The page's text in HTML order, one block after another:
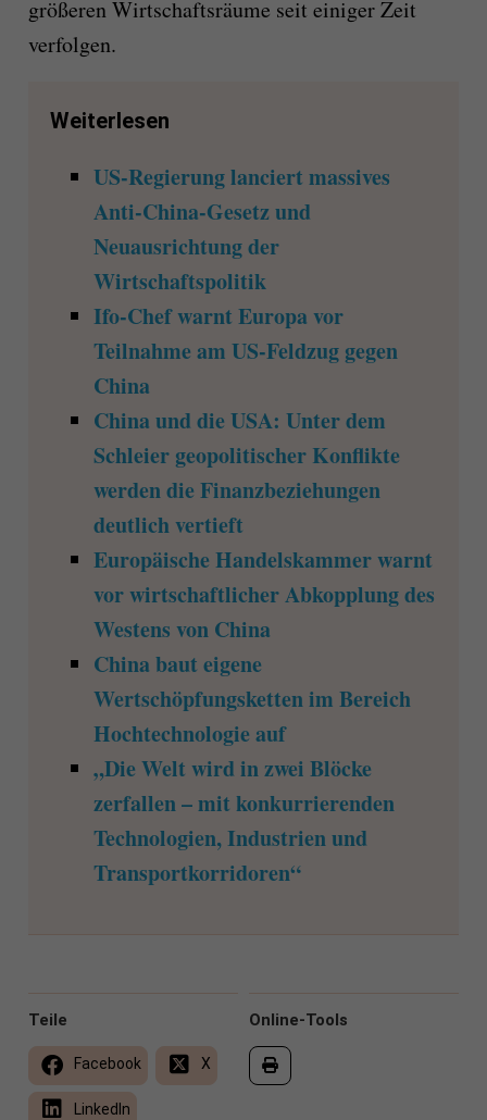
größeren Wirtschaftsräume seit einiger Zeit
verfolgen.
Weiterlesen
US-Regierung lanciert massives
Anti-China-Gesetz und
Neuausrichtung der
Wirtschaftspolitik
Ifo-Chef warnt Europa vor
Teilnahme am US-Feldzug gegen
China
China und die USA: Unter dem
Schleier geopolitischer Konflikte
werden die Finanzbeziehungen
deutlich vertieft
Europäische Handelskammer warnt
vor wirtschaftlicher Abkopplung des
Westens von China
China baut eigene
Wertschöpfungsketten im Bereich
Hochtechnologie auf
„Die Welt wird in zwei Blöcke
zerfallen – mit konkurrierenden
Technologien, Industrien und
Transportkorridoren“
Online-Tools
Teile
Facebook X
LinkedIn